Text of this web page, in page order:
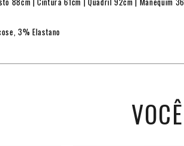
3% Elastano